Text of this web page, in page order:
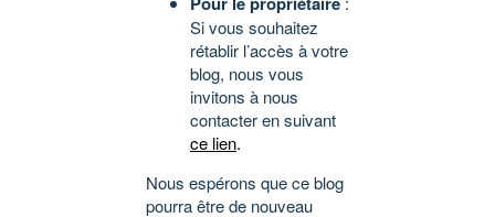
Si vous souhaitez
rétablir l’accès à votre
blog, nous vous
invitons à nous
contacter en suivant
ce lien.
Nous espérons que ce blog
pourra être de nouveau